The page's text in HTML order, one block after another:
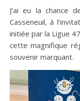
J’ai eu la chance
Casseneuil, à
initiée par la Ligue
cette magnifique
souvenir marquant.